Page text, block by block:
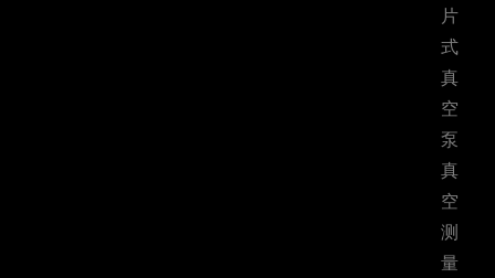
片
式
真
空
泵
真
空
测
量